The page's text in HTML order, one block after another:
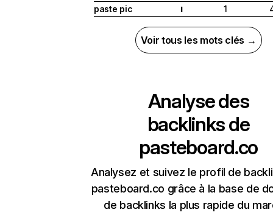
paste pic
I 1
Voir tous les mots clés →
Analyse des
backlinks de
pasteboard.co
Analysez et suivez le profil de
pasteboard.co grâce à la base de
de backlinks la plus rapide du